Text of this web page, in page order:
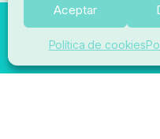
Aceptar
Política de cookies